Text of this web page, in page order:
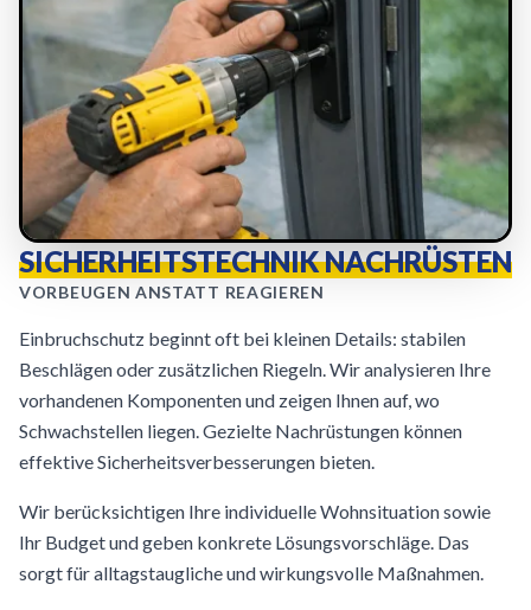
SICHERHEITSTECHNIK NACHRÜSTEN
VORBEUGEN ANSTATT REAGIEREN
Einbruchschutz beginnt oft bei kleinen Details: stabilen
Beschlägen oder zusätzlichen Riegeln. Wir analysieren Ihre
vorhandenen Komponenten und zeigen Ihnen auf, wo
Schwachstellen liegen. Gezielte Nachrüstungen können
effektive Sicherheitsverbesserungen bieten.
Wir berücksichtigen Ihre individuelle Wohnsituation sowie
Ihr Budget und geben konkrete Lösungsvorschläge. Das
sorgt für alltagstaugliche und wirkungsvolle Maßnahmen.